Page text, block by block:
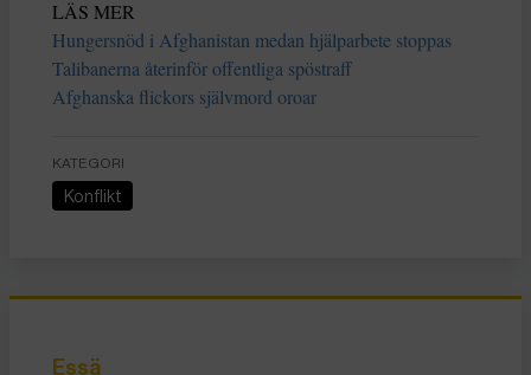
LÄS MER
Hungersnöd i Afghanistan medan hjälparbete stoppas
Talibanerna återinför offentliga spöstraff
Afghanska flickors självmord oroar
KATEGORI
Konflikt
Essä